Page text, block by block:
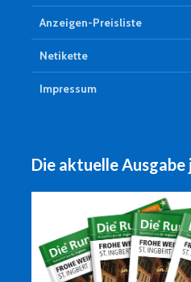
Anzeigen-Preisliste
Netikette
Impressum
Die aktuelle